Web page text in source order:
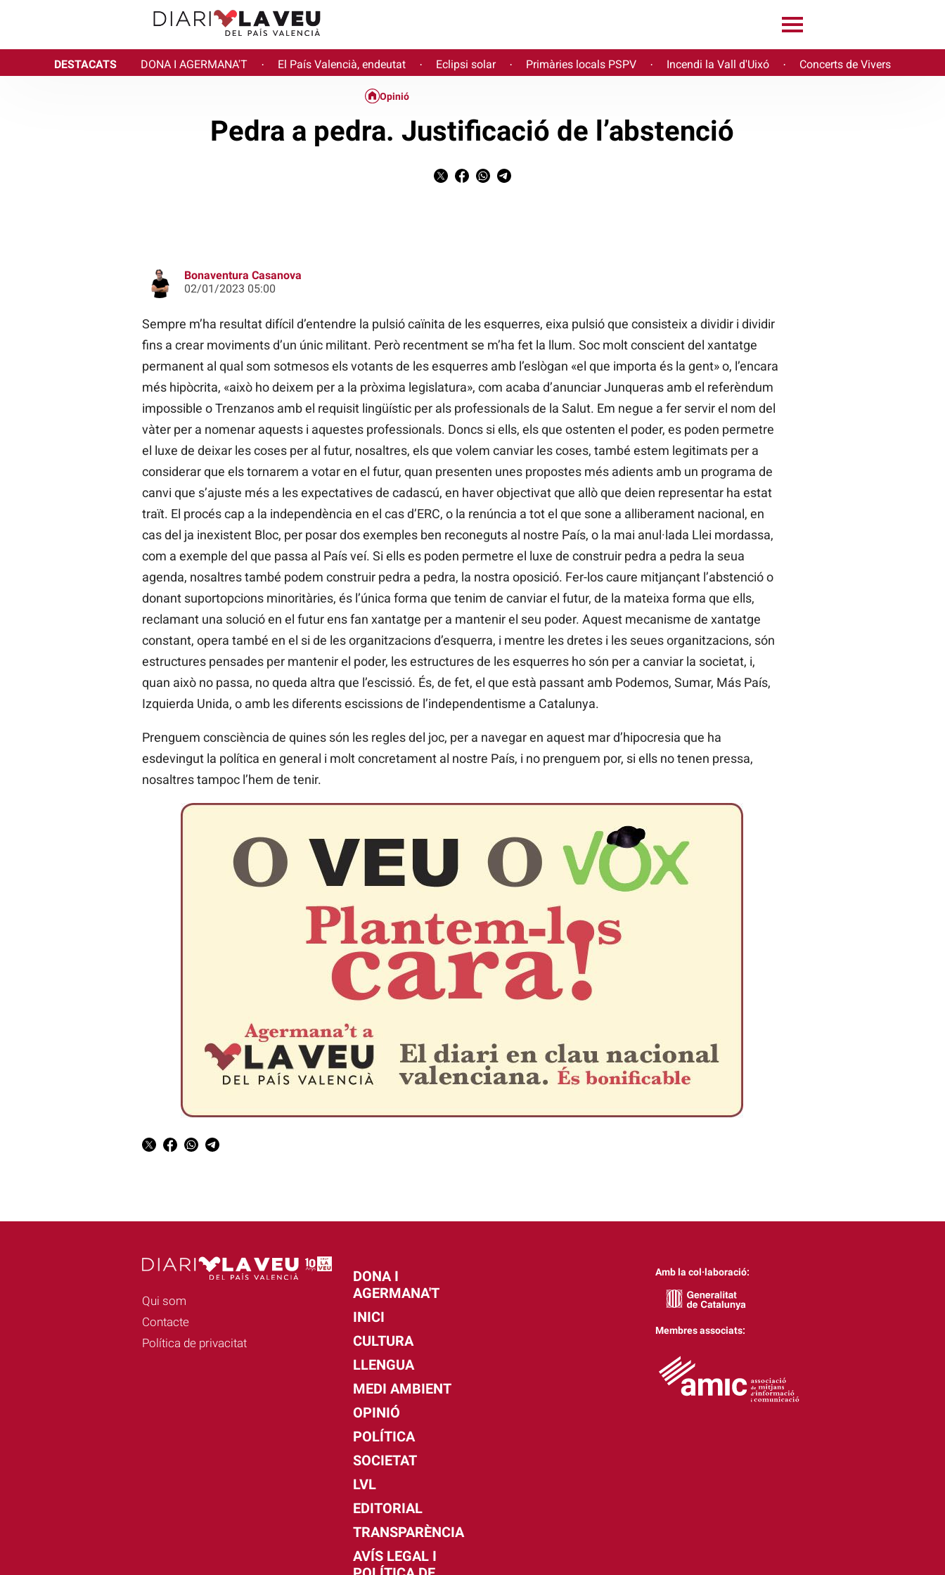
DESTACATS DONA I AGERMANA'T · El País Valencià, endeutat · Eclipsi solar · Primàries locals PSPV · Incendi la Vall d'Uixó · Concerts de Vivers
Opinió
Pedra a pedra. Justificació de l’abstenció
Bonaventura Casanova
02/01/2023 05:00
Sempre m’ha resultat difícil d’entendre la pulsió caïnita de les esquerres, eixa pulsió que consisteix a dividir i dividir
fins a crear moviments d’un únic militant. Però recentment se m’ha fet la llum. Soc molt conscient del xantatge
permanent al qual som sotmesos els votants de les esquerres amb l’eslògan «el que importa és la gent» o, l’encara
més hipòcrita, «això ho deixem per a la pròxima legislatura», com acaba d’anunciar Junqueras amb el referèndum
impossible o Trenzanos amb el requisit lingüístic per als professionals de la Salut. Em negue a fer servir el nom del
vàter per a nomenar aquests i aquestes professionals. Doncs si ells, els que ostenten el poder, es poden permetre
el luxe de deixar les coses per al futur, nosaltres, els que volem canviar les coses, també estem legitimats per a
considerar que els tornarem a votar en el futur, quan presenten unes propostes més adients amb un programa de
canvi que s’ajuste més a les expectatives de cadascú, en haver objectivat que allò que deien representar ha estat
traït. El procés cap a la independència en el cas d’ERC, o la renúncia a tot el que sone a alliberament nacional, en
cas del ja inexistent Bloc, per posar dos exemples ben reconeguts al nostre País, o la mai anul·lada Llei mordassa,
com a exemple del que passa al País veí. Si ells es poden permetre el luxe de construir pedra a pedra la seua
agenda, nosaltres també podem construir pedra a pedra, la nostra oposició. Fer-los caure mitjançant l’abstenció o
donant suportopcions minoritàries, és l’única forma que tenim de canviar el futur, de la mateixa forma que ells,
reclamant una solució en el futur ens fan xantatge per a mantenir el seu poder. Aquest mecanisme de xantatge
constant, opera també en el si de les organitzacions d’esquerra, i mentre les dretes i les seues organitzacions, són
estructures pensades per mantenir el poder, les estructures de les esquerres ho són per a canviar la societat, i,
quan això no passa, no queda altra que l’escissió. És, de fet, el que està passant amb Podemos, Sumar, Más País,
Izquierda Unida, o amb les diferents escissions de l’independentisme a Catalunya.
Prenguem consciència de quines són les regles del joc, per a navegar en aquest mar d’hipocresia que ha
esdevingut la política en general i molt concretament al nostre País, i no prenguem por, si ells no tenen pressa,
nosaltres tampoc l’hem de tenir.
Qui som
Contacte
Política de privacitat
DONA I
AGERMANA'T
INICI
CULTURA
LLENGUA
MEDI AMBIENT
OPINIÓ
POLÍTICA
SOCIETAT
LVL
EDITORIAL
TRANSPARÈNCIA
AVÍS LEGAL I
Amb la col·laboració:
Membres associats: